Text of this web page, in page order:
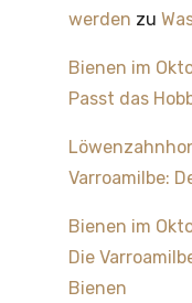
werden zu
Bienen im
Passt das
Varroamilbe:
Bienen im
Die
Bienen